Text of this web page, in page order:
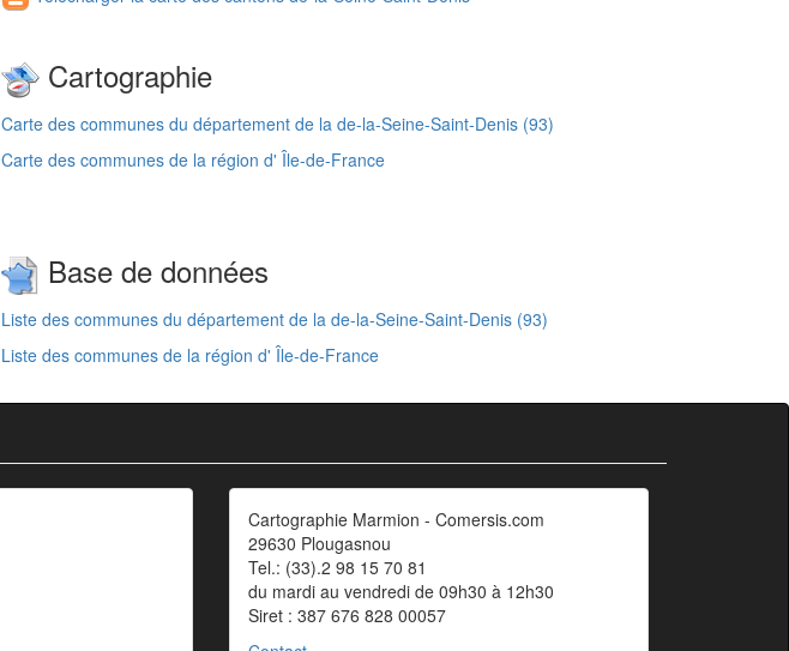
Cartographie
Carte des communes du département de la de-la-Seine-Saint-Denis (93)
Carte des communes de la région d' Île-de-France
Base de données
Liste des communes du département de la de-la-Seine-Saint-Denis (93)
Liste des communes de la région d' Île-de-France
Cartographie Marmion - Comersis.com
29630 Plougasnou
Tel.: (33).2 98 15 70 81
du mardi au vendredi de 09h30 à 12h30
Siret : 387 676 828 00057